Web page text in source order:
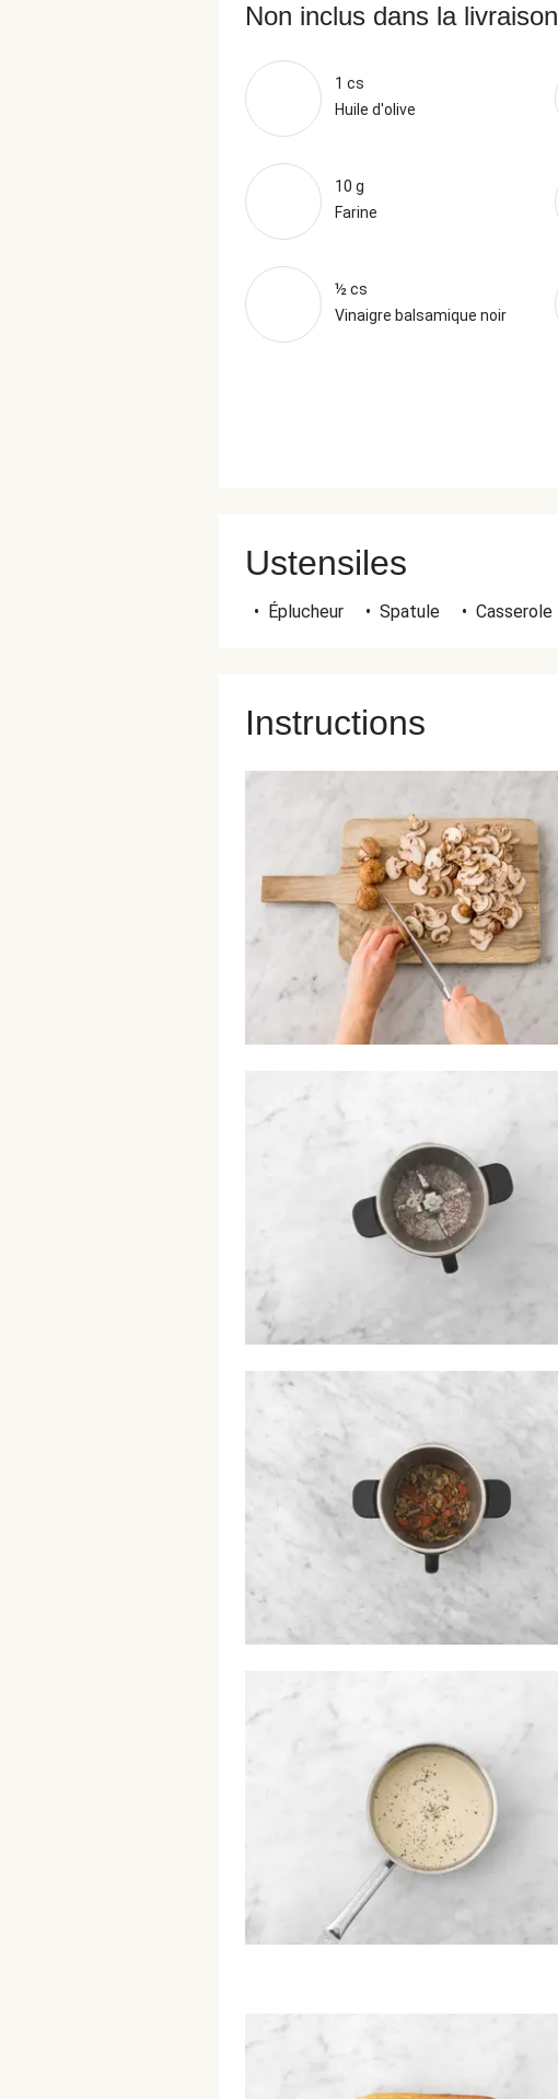
Non inclus dans la livraison
1 cs
Huile d'olive
10 g
Farine
½ cs
Vinaigre balsamique noir
Ustensiles
• Éplucheur • Spatule • Casserole
Instructions